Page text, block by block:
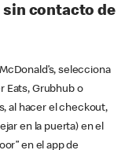
sin contacto de
selecciona
Eats, Grubhub o
al hacer el checkout,
en la puerta) en el
en el app de